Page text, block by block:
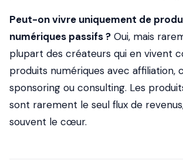
Peut-on vivre uniquement de
numériques passifs ? Oui, mais
plupart des créateurs qui en vivent
produits numériques avec affiliation,
sponsoring ou consulting. Les
sont rarement le seul flux de
souvent le cœur.